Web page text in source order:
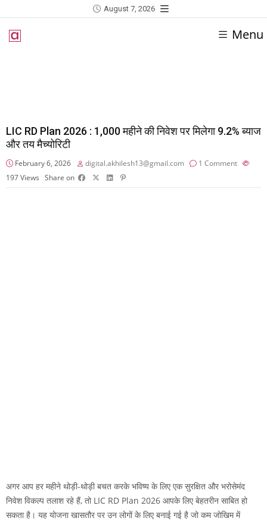
August 7, 2026
Menu
LIC RD Plan 2026 : ₹1,000 महीने की निवेश पर मिलेगा 9.2% ब्याज
और तय मैच्योरिटी
February 6, 2026 digital.akhilesh13@gmail.com
1 Comment
197Views Share on
अगर आप हर महीने थोड़ी-थोड़ी बचत करके भविष्य के लिए एक सुरक्षित और भरोसेमंद
निवेश विकल्प तलाश रहे हैं, तो LIC RD Plan 2026 आपके लिए बेहतरीन साबित हो
सकता है। यह योजना खासतौर पर उन लोगों के लिए बनाई गई है जो कम जोखिम में